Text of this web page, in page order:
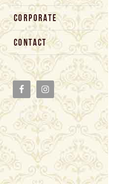
CORPORATE
CONTACT